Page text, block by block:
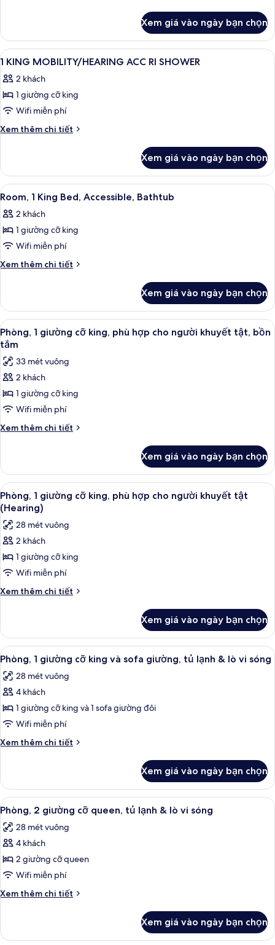
WITH
TUB
1
KING
MOB
WITH
TUB
Xem giá vào ngày bạn chọn
Xem
tất
cả
ảnh
1
KING
RI
SHOWER
Bàn, khu vực làm việc phù hợp cho
4
1 KING MOBILITY/HEARING ACC RI SHOWER
2 khách
1 giường cỡ king
Wifi miễn phí
Xem thêm chi tiết
Chi
1
KING
MOBILITY/HEARING
RI
SHOWER
Xem giá vào ngày bạn chọn
Xem
tất
cả
ảnh
Room,
1
Accessible,
Bathtub
Bàn, khu vực làm việc phù hợp cho
8
Room, 1 King Bed, Accessible, Bathtub
2 khách
1 giường cỡ king
Wifi miễn phí
Xem thêm chi tiết
Chi
Room,
King
Bed,
Accessible,
Bathtub
Xem giá vào ngày bạn chọn
Xem
tất
cả
ảnh
Phòng,
1
giường
cỡ
hợp
cho
người
khuyết
tật,
bồn
tắm
Bàn, khu vực làm việc phù hợp cho
8
Phòng, 1 giường cỡ king, phù hợp cho người khuyết tật, bồn
tắm
33 mét vuông
2 khách
1 giường cỡ king
Wifi miễn phí
Xem thêm chi tiết
Chi
Phòng,
giường
cỡ
king,
phù
hợp
người
khuyết
bồn
Xem giá vào ngày bạn chọn
Xem
tất
cả
ảnh
Phòng,
1
giường
cỡ
hợp
cho
người
khuyết
tật
(Hearing)
Bàn, khu vực làm việc phù hợp cho
5
Phòng, 1 giường cỡ king, phù hợp cho người khuyết tật
(Hearing)
28 mét vuông
2 khách
1 giường cỡ king
Wifi miễn phí
Xem thêm chi tiết
Chi
Phòng,
giường
king,
phù
cho
người
tật
Xem giá vào ngày bạn chọn
Xem
tất
cả
ảnh
Phòng,
1
giường
cỡ
và
sofa
giường,
tủ
lạnh
&
lò
vi
sóng
Bàn, khu vực làm việc phù hợp cho
6
Phòng, 1 giường cỡ king và sofa giường, tủ lạnh & lò vi sóng
28 mét vuông
4 khách
1 giường cỡ king và 1 sofa giường đôi
Wifi miễn phí
Xem thêm chi tiết
Chi
Phòng,
giường
king
và
giường,
tủ
&
Xem giá vào ngày bạn chọn
Xem
tất
cả
ảnh
Phòng,
2
giường
cỡ
tủ
Bàn, khu vực làm việc phù hợp cho
4
Phòng, 2 giường cỡ queen, tủ lạnh & lò vi sóng
28 mét vuông
4 khách
2 giường cỡ queen
Wifi miễn phí
Xem thêm chi tiết
Chi
Phòng,
Xem giá vào ngày bạn chọn